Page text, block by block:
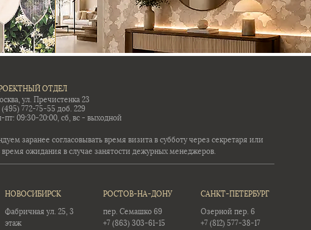
ОТДЕЛ
ул. Пречистенка 23
(495) 772-75-55 доб. 229
пт: 09:30-20:00, сб, вс - выходной
заранее согласовывать время визита в субботу через секретаря или
ожидания в случае занятости дежурных менеджеров.
НОВОСИБИРСК
Фабричная ул. 25, 3
этаж
РОСТОВ-НА-ДОНУ
пер. Семашко 69
+7 (863) 303-61-15
САНКТ-ПЕТЕРБУРГ
Озерной пер. 6
+7 (812) 577-38-17